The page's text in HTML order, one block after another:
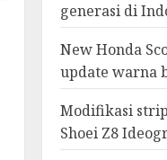
generasi di
New Honda
update warna
Modifikasi
Shoei Z8